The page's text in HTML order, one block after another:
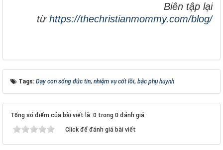
Biên tập lại
từ https://thechristianmommy.com/blog/
Tags: Dạy con sống đức tin, nhiệm vụ cốt lõi, bậc phụ huynh
Tổng số điểm của bài viết là: 0 trong 0 đánh giá
Click để đánh giá bài viết